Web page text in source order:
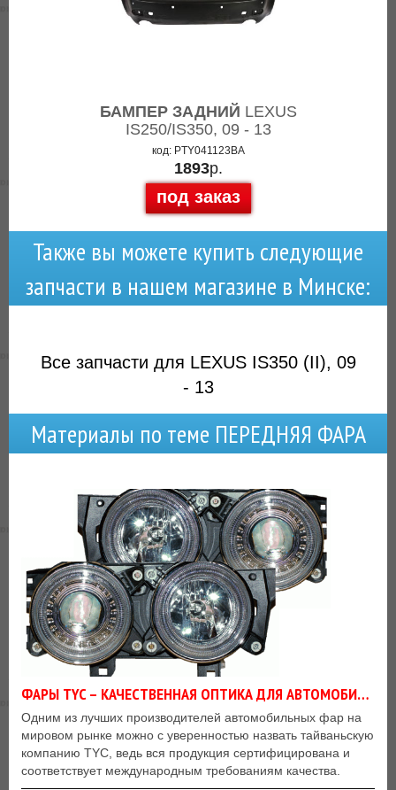
БАМПЕР ЗАДНИЙ LEXUS
IS250/IS350, 09 - 13
код: PTY041123BA
1893р.
под заказ
Также вы можете купить следующие
запчасти в нашем магазине в Минске:
Все запчасти для LEXUS IS350 (II), 09
- 13
Материалы по теме ПЕРЕДНЯЯ ФАРА
ФАРЫ TYC – КАЧЕСТВЕННАЯ ОПТИКА ДЛЯ АВТОМОБИЛЕЙ
Одним из лучших производителей автомобильных фар на
мировом рынке можно с уверенностью назвать тайваньскую
компанию TYC, ведь вся продукция сертифицирована и
соответствует международным требованиям качества.